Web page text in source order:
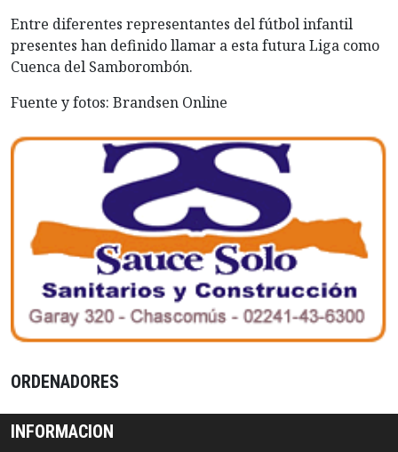
Entre diferentes representantes del fútbol infantil
presentes han definido llamar a esta futura Liga como
Cuenca del Samborombón.
Fuente y fotos: Brandsen Online
ORDENADORES
INFORMACION